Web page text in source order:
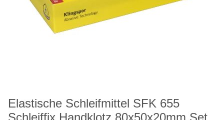
Elastische Schleifmittel SFK 655
Schleiffix Handklotz 80x50x20mm Set